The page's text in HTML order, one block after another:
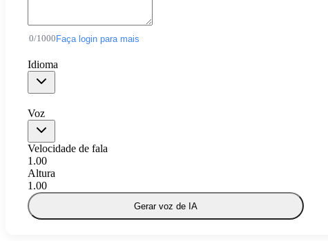
0/1000Faça login para mais
Idioma
Voz
Velocidade de fala
1.00
Altura
1.00
Gerar voz de IA